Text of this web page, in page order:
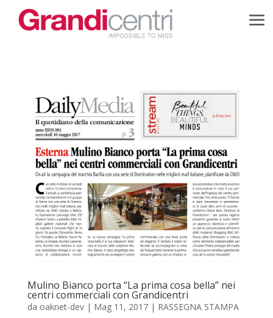
Mulino Bianco porta “La prima cosa bella” nei
centri commerciali con Grandicentri
da oaknet-dev| Mag 11, 2017| RASSEGNA STAMPA